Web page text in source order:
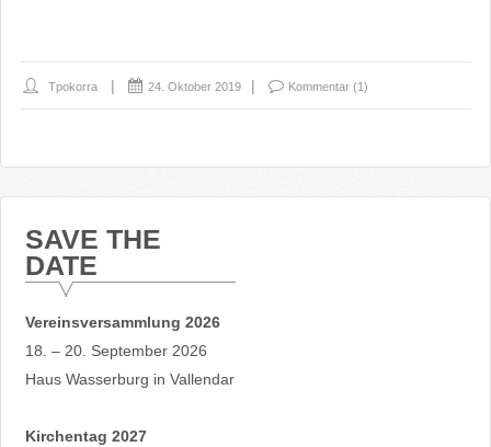
Tpokorra 24. Oktober 2019 Kommentar (1)
SAVE THE
DATE
Vereinsversammlung 2026
18. – 20. September 2026
Haus Wasserburg in Vallendar
Kirchentag 2027